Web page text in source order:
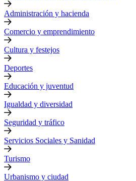
Administración y hacienda
Comercio y emprendimiento
Cultura y festejos
Deportes
Educación y juventud
Igualdad y diversidad
Seguridad y tráfico
Servicios Sociales y Sanidad
Turismo
Urbanismo y ciudad